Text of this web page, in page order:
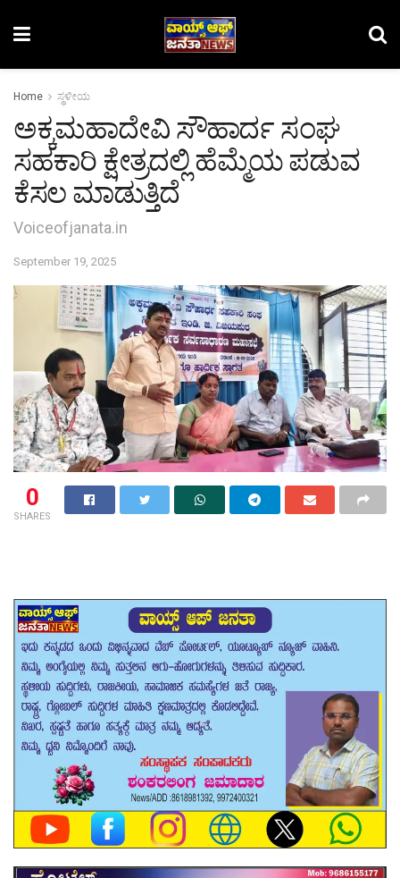
Home ಸ್ಥಳೀಯ
ಅಕ್ಕಮಹಾದೇವಿ ಸೌಹಾರ್ದ ಸಂಘ
ಸಹಕಾರಿ ಕ್ಷೇತ್ರದಲ್ಲಿ ಹೆಮ್ಮೆಯ ಪಡುವ
ಕೆಸಲ ಮಾಡುತ್ತಿದೆ
Voiceofjanata.in
September 19, 2025
0
SHARES